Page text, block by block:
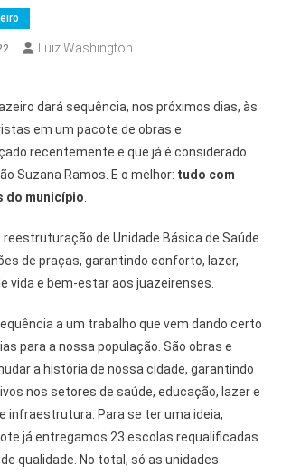
Luiz Washington
dará sequência, nos próximos dias, às
em um pacote de obras e
recentemente e que já é considerado
Suzana Ramos. E o melhor: tudo com
do município.
de Unidade Básica de Saúde
de praças, garantindo conforto, lazer,
vida e bem-estar aos juazeirenses.
a um trabalho que vem dando certo
para a nossa população. São obras e
a história de nossa cidade, garantindo
nos setores de saúde, educação, lazer e
infraestrutura. Para se ter uma ideia,
já entregamos 23 escolas requalificadas
qualidade. No total, só as unidades